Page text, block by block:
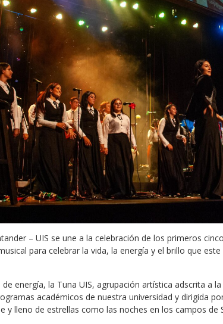
– UIS se une a la celebración de los primeros
para celebrar la vida, la energía y el brillo que
energía, la Tuna UIS, agrupación artística adscrita a
académicos de nuestra universidad y dirigida
y lleno de estrellas como las noches en los campos de